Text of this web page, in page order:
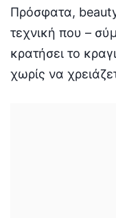
Πρόσφατα,
τεχνική που –
κρατήσει το
χωρίς να